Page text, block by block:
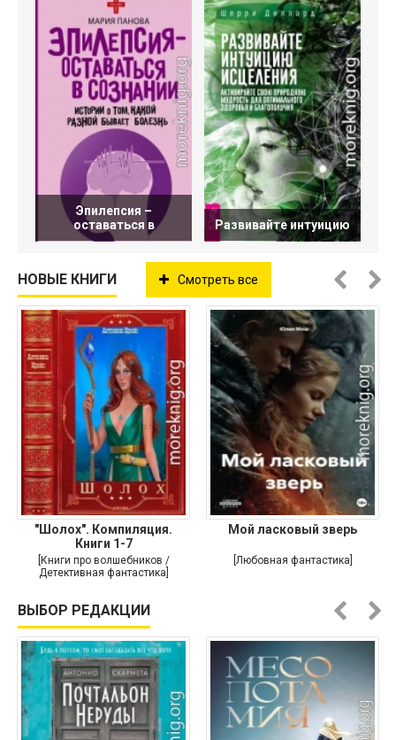
Эпилепсия –
оставаться в
Развивайте интуицию
НОВЫЕ КНИГИ Смотреть все
"Шолох". Компиляция.
Книги 1-7
[Книги про волшебников /
Детективная фантастика]
Мой ласковый зверь
[Любовная фантастика]
ВЫБОР РЕДАКЦИИ